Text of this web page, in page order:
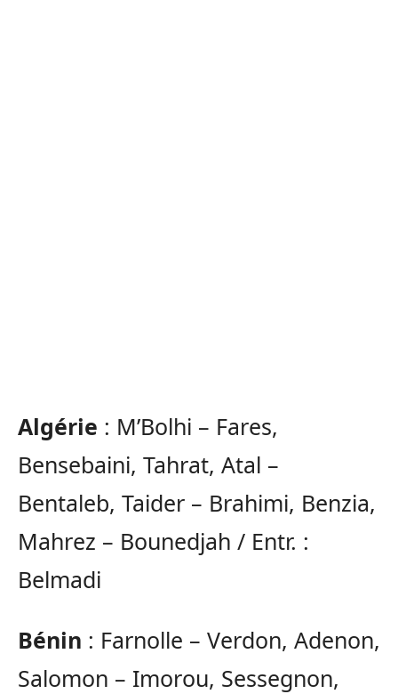
Algérie : M’Bolhi – Fares,
Bensebaini, Tahrat, Atal –
Bentaleb, Taider – Brahimi, Benzia,
Mahrez – Bounedjah / Entr. :
Belmadi
Bénin : Farnolle – Verdon, Adenon,
Salomon – Imorou, Sessegnon,